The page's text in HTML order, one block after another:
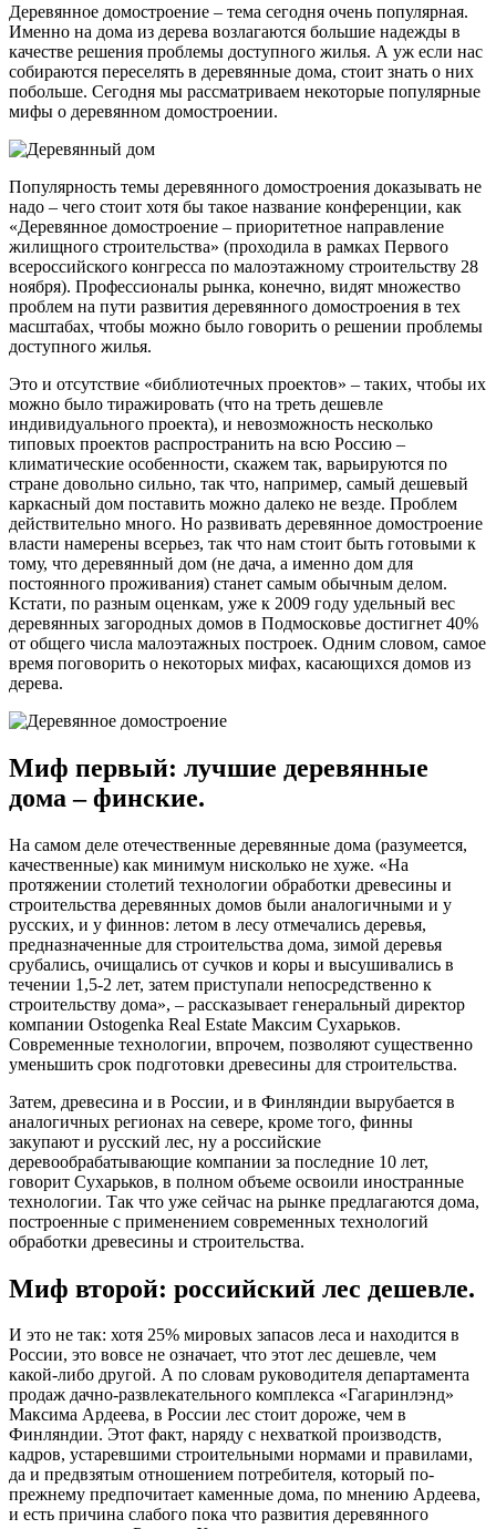
Деревянное домостроение – тема сегодня очень популярная.
Именно на дома из дерева возлагаются большие надежды в
качестве решения проблемы доступного жилья. А уж если нас
собираются переселять в деревянные дома, стоит знать о них
побольше. Сегодня мы рассматриваем некоторые популярные
мифы о деревянном домостроении.
Популярность темы деревянного домостроения доказывать не
надо – чего стоит хотя бы такое название конференции, как
«Деревянное домостроение – приоритетное направление
жилищного строительства» (проходила в рамках Первого
всероссийского конгресса по малоэтажному строительству 28
ноября). Профессионалы рынка, конечно, видят множество
проблем на пути развития деревянного домостроения в тех
масштабах, чтобы можно было говорить о решении проблемы
доступного жилья.
Это и отсутствие «библиотечных проектов» – таких, чтобы их
можно было тиражировать (что на треть дешевле
индивидуального проекта), и невозможность несколько
типовых проектов распространить на всю Россию –
климатические особенности, скажем так, варьируются по
стране довольно сильно, так что, например, самый дешевый
каркасный дом поставить можно далеко не везде. Проблем
действительно много. Но развивать деревянное домостроение
власти намерены всерьез, так что нам стоит быть готовыми к
тому, что деревянный дом (не дача, а именно дом для
постоянного проживания) станет самым обычным делом.
Кстати, по разным оценкам, уже к 2009 году удельный вес
деревянных загородных домов в Подмосковье достигнет 40%
от общего числа малоэтажных построек. Одним словом, самое
время поговорить о некоторых мифах, касающихся домов из
дерева.
Миф первый: лучшие деревянные
дома – финские.
На самом деле отечественные деревянные дома (разумеется,
качественные) как минимум нисколько не хуже. «На
протяжении столетий технологии обработки древесины и
строительства деревянных домов были аналогичными и у
русских, и у финнов: летом в лесу отмечались деревья,
предназначенные для строительства дома, зимой деревья
срубались, очищались от сучков и коры и высушивались в
течении 1,5-2 лет, затем приступали непосредственно к
строительству дома», – рассказывает генеральный директор
компании Ostogenka Real Estate Максим Сухарьков.
Современные технологии, впрочем, позволяют существенно
уменьшить срок подготовки древесины для строительства.
Затем, древесина и в России, и в Финляндии вырубается в
аналогичных регионах на севере, кроме того, финны
закупают и русский лес, ну а российские
деревообрабатывающие компании за последние 10 лет,
говорит Сухарьков, в полном объеме освоили иностранные
технологии. Так что уже сейчас на рынке предлагаются дома,
построенные с применением современных технологий
обработки древесины и строительства.
Миф второй: российский лес дешевле.
И это не так: хотя 25% мировых запасов леса и находится в
России, это вовсе не означает, что этот лес дешевле, чем
какой-либо другой. А по словам руководителя департамента
продаж дачно-развлекательного комплекса «Гагаринлэнд»
Максима Ардеева, в России лес стоит дороже, чем в
Финляндии. Этот факт, наряду с нехваткой производств,
кадров, устаревшими строительными нормами и правилами,
да и предвзятым отношением потребителя, который по-
прежнему предпочитает каменные дома, по мнению Ардеева,
и есть причина слабого пока что развития деревянного